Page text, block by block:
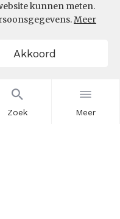
Zoek Meer
kunnen meten.
Meer
Akkoord